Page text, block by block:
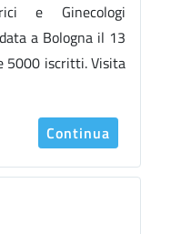
e Ginecologi
a Bologna il 13
5000 iscritti. Visita
Continua